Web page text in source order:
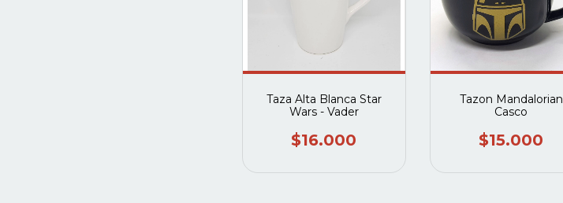
Taza Alta Blanca Star
Wars - Vader
$16.000
Tazon Mandalorian
Casco
$15.000